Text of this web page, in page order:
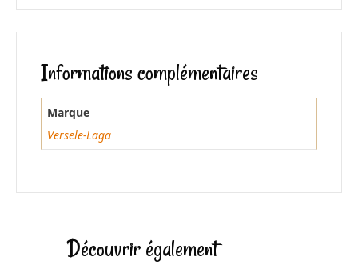
Informations complémentaires
Marque
Versele-Laga
Découvrir également